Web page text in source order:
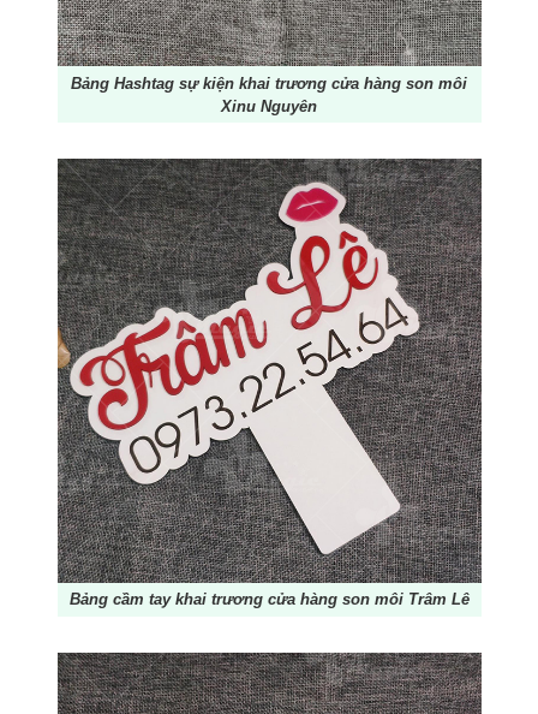
Bảng Hashtag sự kiện khai trương cửa hàng son môi
Xinu Nguyên
Bảng cầm tay khai trương cửa hàng son môi Trâm Lê